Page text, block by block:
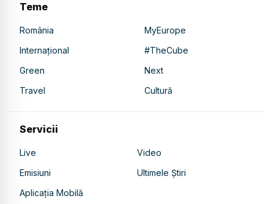
Teme
România
MyEurope
Internațional
#TheCube
Green
Next
Travel
Cultură
Servicii
Live
Video
Emisiuni
Ultimele Știri
Aplicația Mobilă